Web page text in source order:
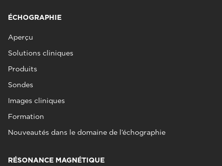
ÉCHOGRAPHIE
Aperçu
Solutions cliniques
Produits
Sondes
Images cliniques
Formation
Nouveautés dans le domaine de l’échographie
RÉSONANCE MAGNÉTIQUE